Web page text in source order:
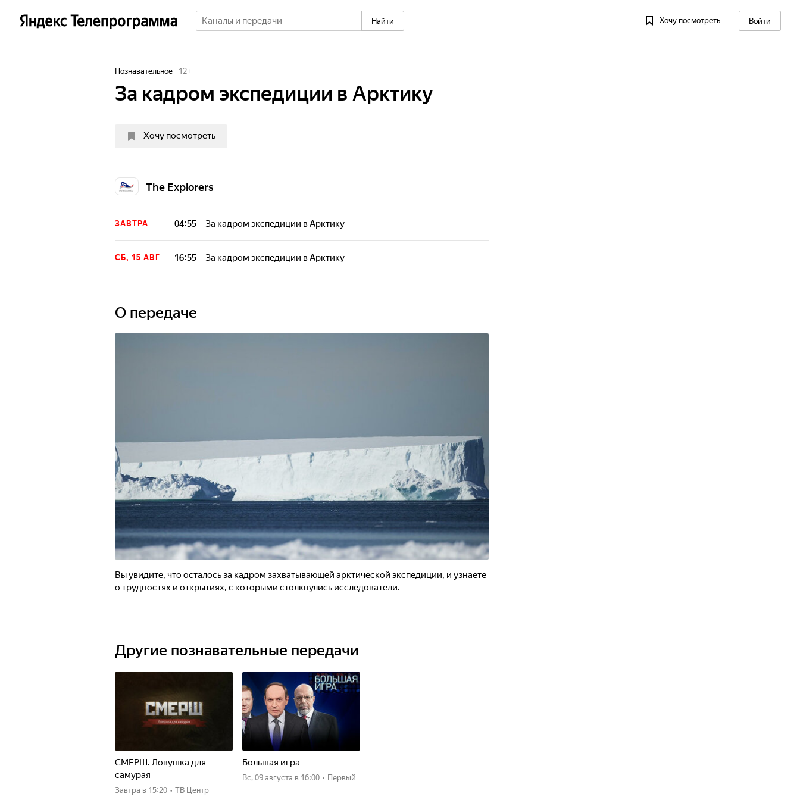
Найти Хочу посмотреть Войти
Познавательное 12+
За кадром экспедиции в Арктику
Хочу посмотреть
The Explorers
ЗАВТРА 04:55 За кадром экспедиции в Арктику
СБ, 15 АВГ 16:55 За кадром экспедиции в Арктику
О передаче
Вы увидите, что осталось за кадром захватывающей арктической экспедиции, и узнаете
о трудностях и открытиях, с которыми столкнулись исследователи.
Другие познавательные передачи
СМЕРШ. Ловушка для
самурая
Завтра в 15:20 • ТВ Центр
Большая игра
вс, 09 августа в 16:00 • Первый